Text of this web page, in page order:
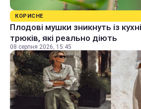
КОРИСНЕ
Плодові мушки зникнуть із
трюків, які реально діють
08 серпня 2026, 15:45